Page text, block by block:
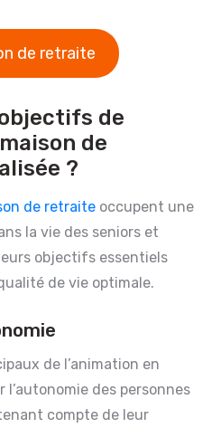
de retraite
de
de
?
de retraite occupent une
la vie des seniors et
objectifs essentiels
de vie optimale.
de l’animation en
l’autonomie des personnes
compte de leur